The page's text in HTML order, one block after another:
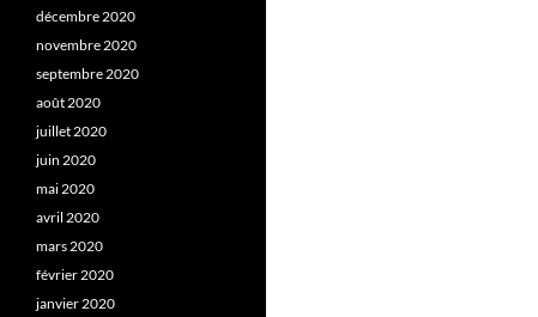
décembre 2020
novembre 2020
septembre 2020
août 2020
juillet 2020
juin 2020
mai 2020
avril 2020
mars 2020
février 2020
janvier 2020